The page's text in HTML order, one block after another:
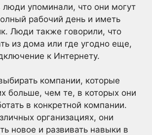
люди упоминали, что они могут
рабочий день и иметь
Люди также говорили, что
из дома или где угодно еще,
к Интернету.
компании, которые
больше, чем те, в которых они
в конкретной компании.
организациях, они
новое и развивать навыки в